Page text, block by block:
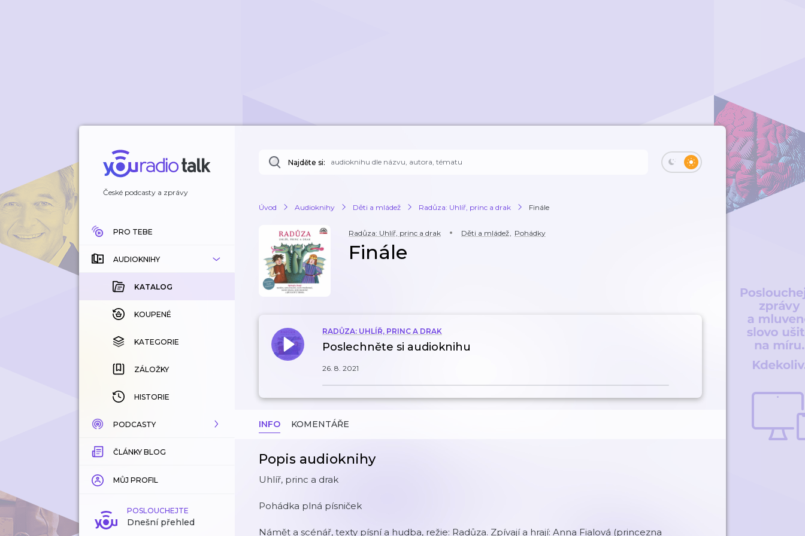
České podcasty a zprávy
PRO TEBE
AUDIOKNIHY
KATALOG
KOUPENÉ
KATEGORIE
ZÁLOŽKY
HISTORIE
PODCASTY
KATALOG
KATEGORIE
ZÁLOŽKY
ČLÁNKY BLOG
MŮJ PROFIL
POSLOUCHEJTE
Dnešní přehled
Najděte si:
Úvod Audioknihy Děti a mládež Radůza: Uhlíř, princ a drak Finále
Radůza: Uhlíř, princ a drak Děti a mládež, Pohádky
Finále
RADŮZA: UHLÍŘ, PRINC A DRAK
Poslechněte si audioknihu
26. 8. 2021
INFO KOMENTÁŘE
Popis audioknihy
Uhlíř, princ a drak
Pohádka plná písniček
Námět a scénář, texty písní a hudba, režie: Radůza. Zpívají a hrají: Anna Fialová (princezna